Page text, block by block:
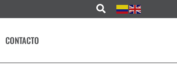
Buscar
CONTACTO